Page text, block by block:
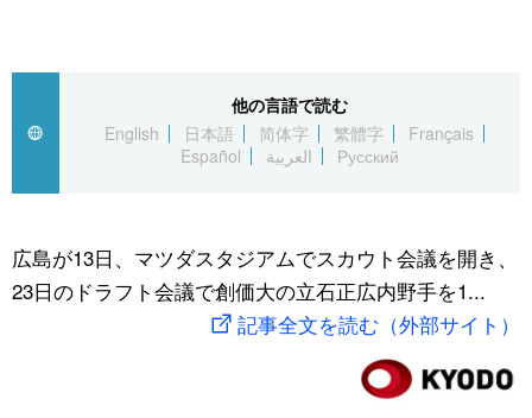
Русский
経済・ビジネス
国際
文化
トップ
アーカイブ
In-depth
Japan Data
動画/Live
スポーツ・東京2020
他の言語で読む
English
日本語 简体字 繁體字
Français
Español
العربية Русский
広島が13日、マツダスタジアムでスカウト会議を開き、
23日のドラフト会議で創価大の立石正広内野手を1...
記事全文を読む（外部サイト）